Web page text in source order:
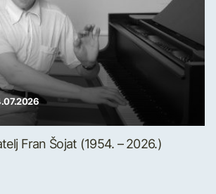
Fran Šojat (1954. – 2026.)